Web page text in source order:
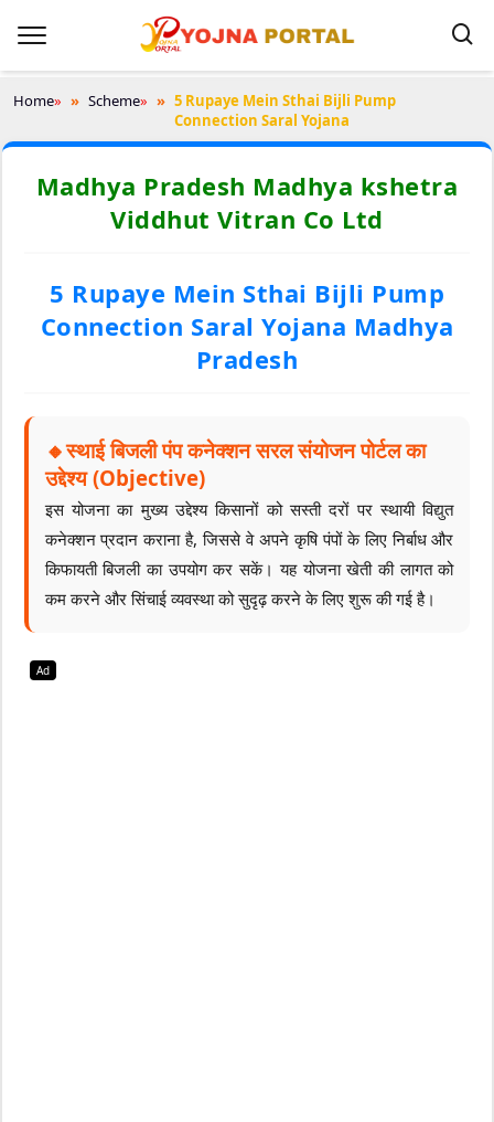
Home» Scheme»
5 Rupaye Mein Sthai Bijli Pump
Connection Saral Yojana
Madhya Pradesh Madhya kshetra
Viddhut Vitran Co Ltd
5 Rupaye Mein Sthai Bijli Pump
Connection Saral Yojana Madhya
Pradesh
🔸स्थाई बिजली पंप कनेक्शन सरल संयोजन पोर्टल का
उद्देश्य (Objective)
इस योजना का मुख्य उद्देश्य किसानों को सस्ती दरों पर स्थायी विद्युत
कनेक्शन प्रदान कराना है, जिससे वे अपने कृषि पंपों के लिए निर्बाध और
किफायती बिजली का उपयोग कर सकें। यह योजना खेती की लागत को
कम करने और सिंचाई व्यवस्था को सुदृढ़ करने के लिए शुरू की गई है।
Ad